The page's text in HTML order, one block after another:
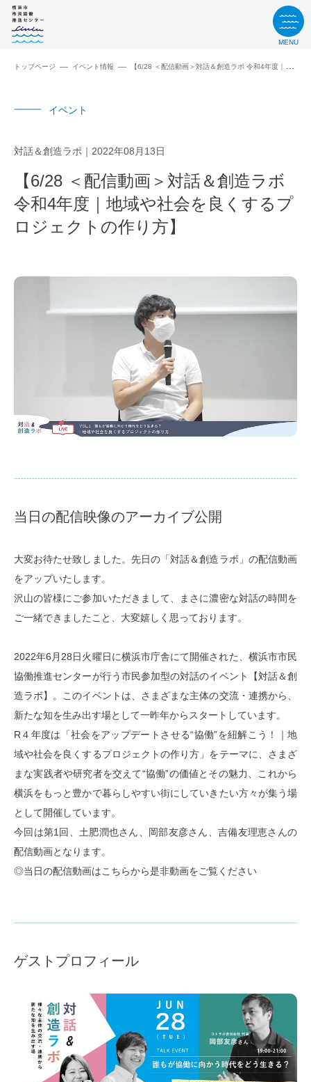
MENU
トップページ イベント情報 【6/28 ＜配信動画＞対話＆創造ラボ 令和4年度｜地域や社会を良くするプロジェクトの作り方】
イベント
対話＆創造ラボ 2022年08月13日
【6/28 ＜配信動画＞対話＆創造ラボ
令和4年度｜地域や社会を良くするプ
ロジェクトの作り方】
当日の配信映像のアーカイブ公開
大変お待たせ致しました。先日の「対話＆創造ラボ」の配信動画
をアップいたします。
沢山の皆様にご参加いただきまして、まさに濃密な対話の時間を
ご一緒できましたこと、大変嬉しく思っております。
2022年6月28日火曜日に横浜市庁舎にて開催された、横浜市市民
協働推進センターが行う市民参加型の対話のイベント【対話＆創
造ラボ】。このイベントは、さまざまな主体の交流・連携から、
新たな知を生み出す場として一昨年からスタートしています。
R４年度は「社会をアップデートさせる“協働”を紐解こう！｜地
域や社会を良くするプロジェクトの作り方」をテーマに、さまざ
まな実践者や研究者を交えて“協働”の価値とその魅力、これから
横浜をもっと豊かで暮らしやすい街にしていきたい方々が集う場
として開催しています。
今回は第1回、土肥潤也さん、岡部友彦さん、吉備友理恵さんの
配信動画となります。
◎当日の配信動画はこちらから是非動画をご覧ください
ゲストプロフィール